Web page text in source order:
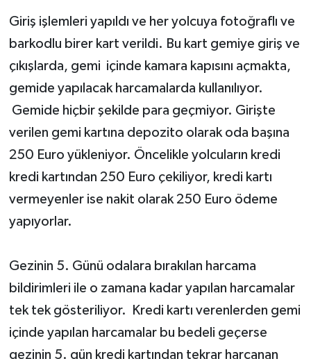
Giriş işlemleri yapıldı ve her yolcuya fotoğraflı ve
barkodlu birer kart verildi. Bu kart gemiye giriş ve
çıkışlarda, gemi içinde kamara kapısını açmakta,
gemide yapılacak harcamalarda kullanılıyor.
Gemide hiçbir şekilde para geçmiyor. Girişte
verilen gemi kartına depozito olarak oda başına
250 Euro yükleniyor. Öncelikle yolcuların kredi
kredi kartından 250 Euro çekiliyor, kredi kartı
vermeyenler ise nakit olarak 250 Euro ödeme
yapıyorlar.
Gezinin 5. Günü odalara bırakılan harcama
bildirimleri ile o zamana kadar yapılan harcamalar
tek tek gösteriliyor. Kredi kartı verenlerden gemi
içinde yapılan harcamalar bu bedeli geçerse
gezinin 5. gün kredi kartından tekrar harcanan